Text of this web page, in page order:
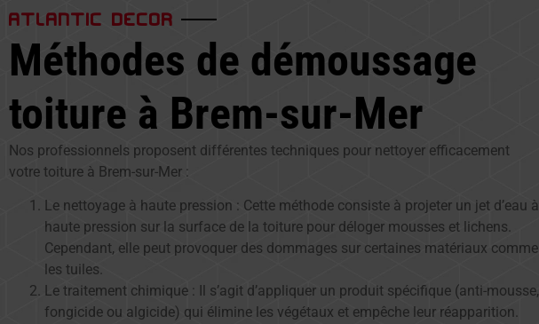
ATLANTIC DECOR
Méthodes de démoussage
toiture à Brem-sur-Mer
Nos professionnels proposent différentes techniques pour nettoyer efficacement
votre toiture à Brem-sur-Mer :
Le nettoyage à haute pression : Cette méthode consiste à projeter un jet d’eau à
haute pression sur la surface de la toiture pour déloger mousses et lichens.
Cependant, elle peut provoquer des dommages sur certaines matériaux comme
les tuiles.
Le traitement chimique : Il s’agit d’appliquer un produit spécifique (anti-mousse,
fongicide ou algicide) qui élimine les végétaux et empêche leur réapparition.